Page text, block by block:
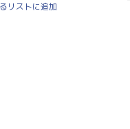
リストに追加